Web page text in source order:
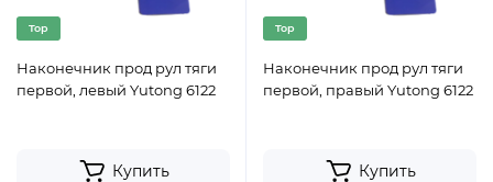
Top
Наконечник прод рул тяги
первой, левый Yutong 6122
Купить
Top
Наконечник прод рул тяги
первой, правый Yutong 6122
Купить